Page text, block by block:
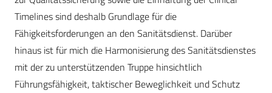
Timelines sind deshalb Grundlage für die
Fähigkeitsforderungen an den Sanitätsdienst. Darüber
hinaus ist für mich die Harmonisierung des Sanitätsdienstes
mit der zu unterstützenden Truppe hinsichtlich
Führungsfähigkeit, taktischer Beweglichkeit und Schutz